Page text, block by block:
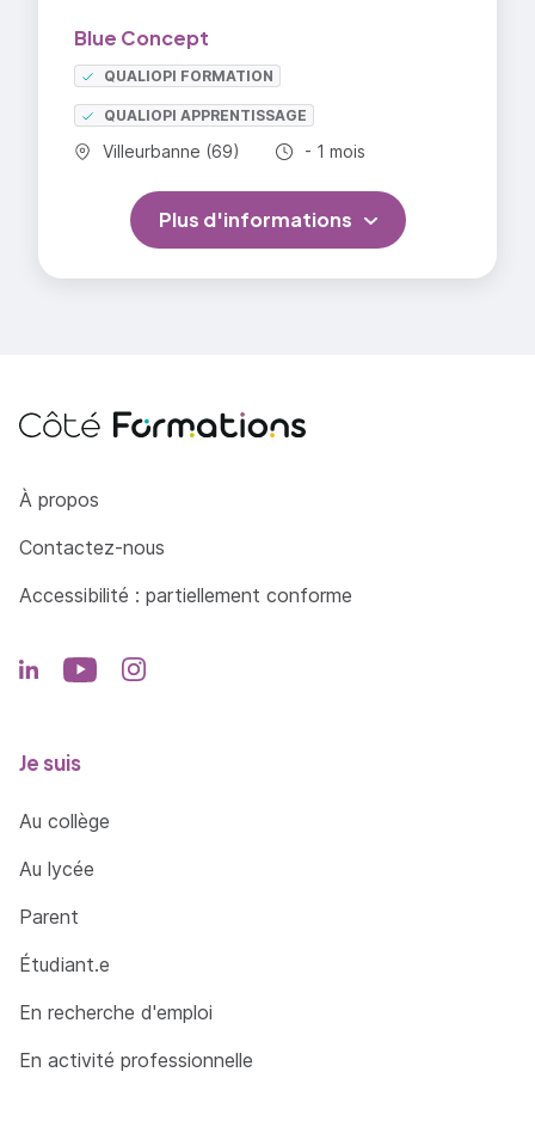
Blue Concept
QUALIOPI FORMATION
QUALIOPI APPRENTISSAGE
Commune :
Villeurbanne (69) Durée totale :
- 1 mois
Plus d'informations
Côté Formations
À propos
Contactez-nous
Accessibilité : partiellement conforme
Je suis
Au collège
Au lycée
Parent
Étudiant.e
En recherche d'emploi
En activité professionnelle